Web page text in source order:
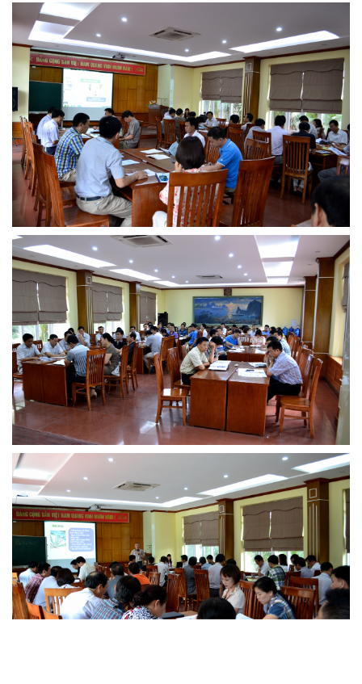
Video quy trình Bỏ phiếu Bầu cử sắp tới
MTS: 5 NĂM - TỪ ĐẠI HỘI ĐẾN ĐẠI HỘI
Cách phòng chống covid-19 tại nơi làm việc
Sản phẩm dầu nhờn của Công ty CP Vật tư tạo ấn tượng tốt tại Lễ tổng kết
Cominlub: Dấu ấn 20 năm 12/11 (1997-2017)
MTS: Công nghệ hiện đại - Kết nối thông minh
Đồng hành vì sự phát triển lâu dài của MTS
MTS: Hưởng ứng tháng "An toàn-Vệ sinh lao động"
MTS: Sự kiện nổi bật trong tháng 3
Tuổi trẻ MTS: "Tâm sáng với việc, tận tụy với nghề" góp sức xây dựng công ty phát triển bền vững
Bình đẳng giới và các chính sách pháp luật lao động, BHXH luôn được quan tâm tại MTS
MTS tham dự Hội diễn Nghệ thuật quần chúng TKV năm 2016
COMINLUB - Thành công nhỏ vì một thông điệp lớn!
Nhà máy